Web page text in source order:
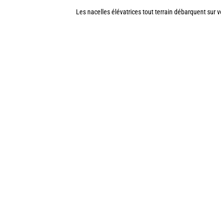
Les nacelles élévatrices tout terrain débarquent sur